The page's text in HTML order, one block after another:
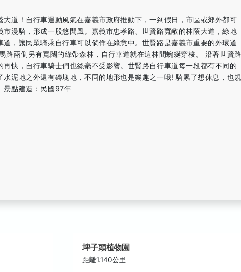
大道！自行車運動風氣在嘉義市政府推動下，一到假日，市區或郊外都可
市漫騎，形成一股悠閒風。嘉義市忠孝路、世賢路寬敞的林蔭大道，綠地
道，讓民眾騎乘自行車可以倘佯在綠意中。世賢路是嘉義市重要的外環道
路兩側另有寬闊的綠帶森林，自行車道就在這林間蜿蜒穿梭。 沿著世賢路
再快，自行車騎士們也絲毫不受影響。世賢路自行車道每一段都有不同的
水泥地之外還有磚塊地，不同的地形也是樂趣之一哦! 騎累了想休息，也規
景點建造：民國97年
埤子頭植物園
距離1.140公里